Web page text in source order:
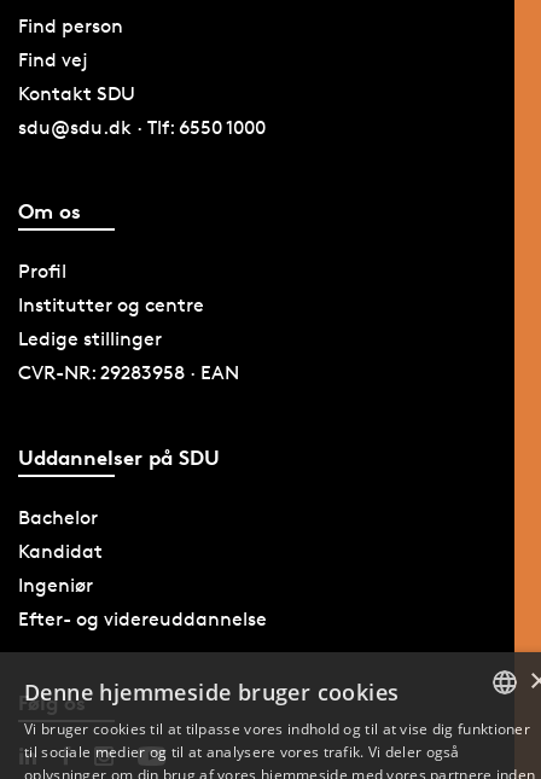
Find person
Find vej
Kontakt SDU
sdu@sdu.dk · Tlf: 6550 1000
Om os
Profil
Institutter og centre
Ledige stillinger
CVR-NR: 29283958 · EAN
Uddannelser på SDU
Bachelor
Kandidat
Ingeniør
Efter- og videreuddannelse
Følg os
Denne hjemmeside bruger cookies
Vi bruger cookies til at tilpasse vores indhold og til at vise dig funktioner
til sociale medier og til at analysere vores trafik. Vi deler også
oplysninger om din brug af vores hjemmeside med vores partnere inden